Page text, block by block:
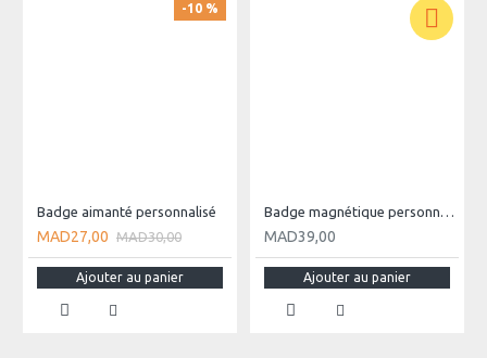
-10 %
Badge aimanté personnalisé
MAD27,00 MAD30,00
Ajouter au panier
Badge magnétique personnalisé
MAD39,00
Ajouter au panier